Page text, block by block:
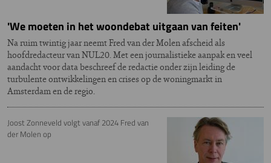
'We moeten in het woondebat uitgaan van feiten'
Na ruim twintig jaar neemt Fred van der Molen afscheid als
hoofdredacteur van NUL20. Met een journalistieke aanpak en veel
aandacht voor data beschreef de redactie onder zijn leiding de
turbulente ontwikkelingen en crises op de woningmarkt in
Amsterdam en de regio.
Joost Zonneveld volgt vanaf 2024 Fred van
der Molen op